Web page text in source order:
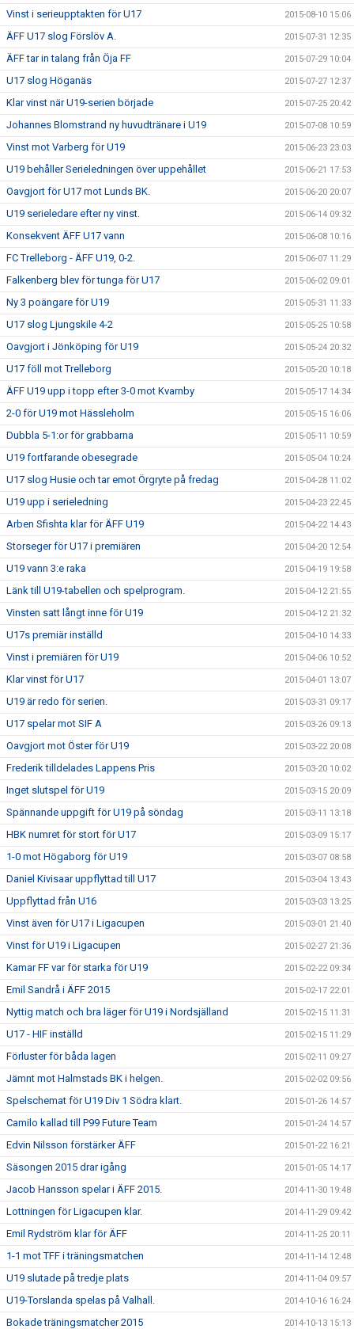
Vinst i serieupptakten för U17 2015-08-10 15:06
ÄFF U17 slog Förslöv A. 2015-07-31 12:35
ÄFF tar in talang från Öja FF 2015-07-29 10:04
U17 slog Höganäs 2015-07-27 12:37
Klar vinst när U19-serien började 2015-07-25 20:42
Johannes Blomstrand ny huvudtränare i U19 2015-07-08 10:59
Vinst mot Varberg för U19 2015-06-23 23:03
U19 behåller Serieledningen över uppehållet 2015-06-21 17:53
Oavgjort för U17 mot Lunds BK. 2015-06-20 20:07
U19 serieledare efter ny vinst. 2015-06-14 09:32
Konsekvent ÄFF U17 vann 2015-06-08 10:16
FC Trelleborg - ÄFF U19, 0-2. 2015-06-07 11:29
Falkenberg blev för tunga för U17 2015-06-02 09:01
Ny 3 poängare för U19 2015-05-31 11:33
U17 slog Ljungskile 4-2 2015-05-25 10:58
Oavgjort i Jönköping för U19 2015-05-24 20:32
U17 föll mot Trelleborg 2015-05-20 10:18
ÄFF U19 upp i topp efter 3-0 mot Kvarnby 2015-05-17 14:34
2-0 för U19 mot Hässleholm 2015-05-15 16:06
Dubbla 5-1:or för grabbarna 2015-05-11 10:59
U19 fortfarande obesegrade 2015-05-04 10:24
U17 slog Husie och tar emot Örgryte på fredag 2015-04-28 11:02
U19 upp i serieledning 2015-04-23 22:45
Arben Sfishta klar för ÄFF U19 2015-04-22 14:43
Storseger för U17 i premiären 2015-04-20 12:54
U19 vann 3:e raka 2015-04-19 19:58
Länk till U19-tabellen och spelprogram. 2015-04-12 21:55
Vinsten satt långt inne för U19 2015-04-12 21:32
U17s premiär inställd 2015-04-10 14:33
Vinst i premiären för U19 2015-04-06 10:52
Klar vinst för U17 2015-04-01 13:07
U19 är redo för serien. 2015-03-31 09:17
U17 spelar mot SIF A 2015-03-26 09:13
Oavgjort mot Öster för U19 2015-03-22 20:08
Frederik tilldelades Lappens Pris 2015-03-20 10:02
Inget slutspel för U19 2015-03-15 20:09
Spännande uppgift för U19 på söndag 2015-03-11 13:18
HBK numret för stort för U17 2015-03-09 15:17
1-0 mot Högaborg för U19 2015-03-07 08:58
Daniel Kivisaar uppflyttad till U17 2015-03-04 13:43
Uppflyttad från U16 2015-03-03 13:25
Vinst även för U17 i Ligacupen 2015-03-01 21:40
Vinst för U19 i Ligacupen 2015-02-27 21:36
Kamar FF var för starka för U19 2015-02-22 09:34
Emil Sandrå i ÄFF 2015 2015-02-17 22:01
Nyttig match och bra läger för U19 i Nordsjälland 2015-02-15 11:31
U17 - HIF inställd 2015-02-15 11:29
Förluster för båda lagen 2015-02-11 09:27
Jämnt mot Halmstads BK i helgen. 2015-02-02 09:56
Spelschemat för U19 Div 1 Södra klart. 2015-01-26 14:57
Camilo kallad till P99 Future Team 2015-01-24 14:57
Edvin Nilsson förstärker ÄFF 2015-01-22 16:21
Säsongen 2015 drar igång 2015-01-05 14:17
Jacob Hansson spelar i ÄFF 2015. 2014-11-30 19:48
Lottningen för Ligacupen klar. 2014-11-29 09:42
Emil Rydström klar för ÄFF 2014-11-25 20:11
1-1 mot TFF i träningsmatchen 2014-11-14 12:48
U19 slutade på tredje plats 2014-11-04 09:57
U19-Torslanda spelas på Valhall. 2014-10-16 16:24
Bokade träningsmatcher 2015 2014-10-13 15:13